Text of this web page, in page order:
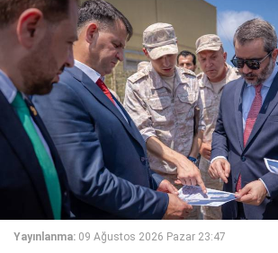
Yayınlanma: 09 Ağustos 2026 Pazar 23:47